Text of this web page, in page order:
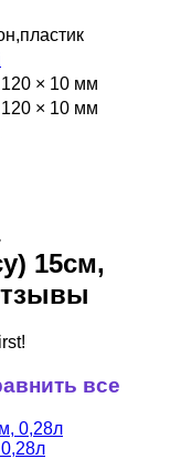
× 10 мм
× 10 мм
15см,
все